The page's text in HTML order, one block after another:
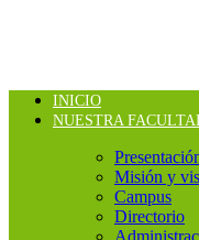
INICIO
NUESTRA
Misión y
Campus
Directorio